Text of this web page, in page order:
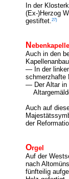
In der
(Ex-)Herzog
gestiftet. 27)
N
Auch in den
— In der
schmerzhafte
— Der Altar in
Auch auf
der
Orgel
Auf der
nach
fünfteilig